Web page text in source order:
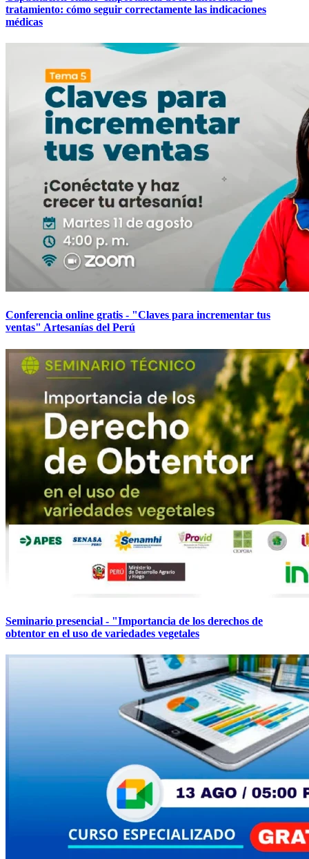
tratamiento: cómo seguir correctamente las indicaciones
médicas
Conferencia online gratis - "Claves para incrementar tus
ventas" Artesanías del Perú
Seminario presencial - "Importancia de los derechos de
obtentor en el uso de variedades vegetales